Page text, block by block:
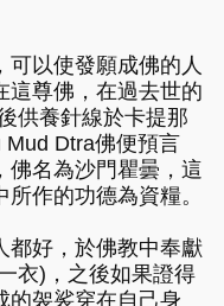
以使發願成佛的人
這尊佛，在過去世的
供養針線於卡提那
Dtra佛便預言
佛名為沙門瞿曇，這
作的功德為資糧。
都好，於佛教中奉獻
衣)，之後如果證得
的袈裟穿在自己身